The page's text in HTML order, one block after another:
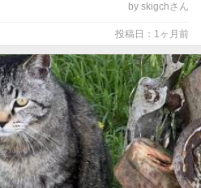
by skigchさん
投稿日：1ヶ月前